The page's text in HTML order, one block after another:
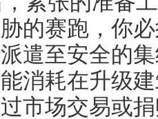
的赛跑，你
遣至安全的
消耗在升级
市场交易或